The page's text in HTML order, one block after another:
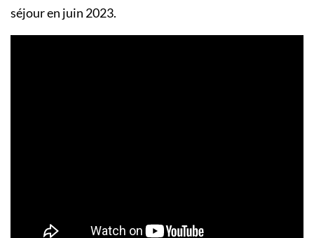
séjour en juin 2023.